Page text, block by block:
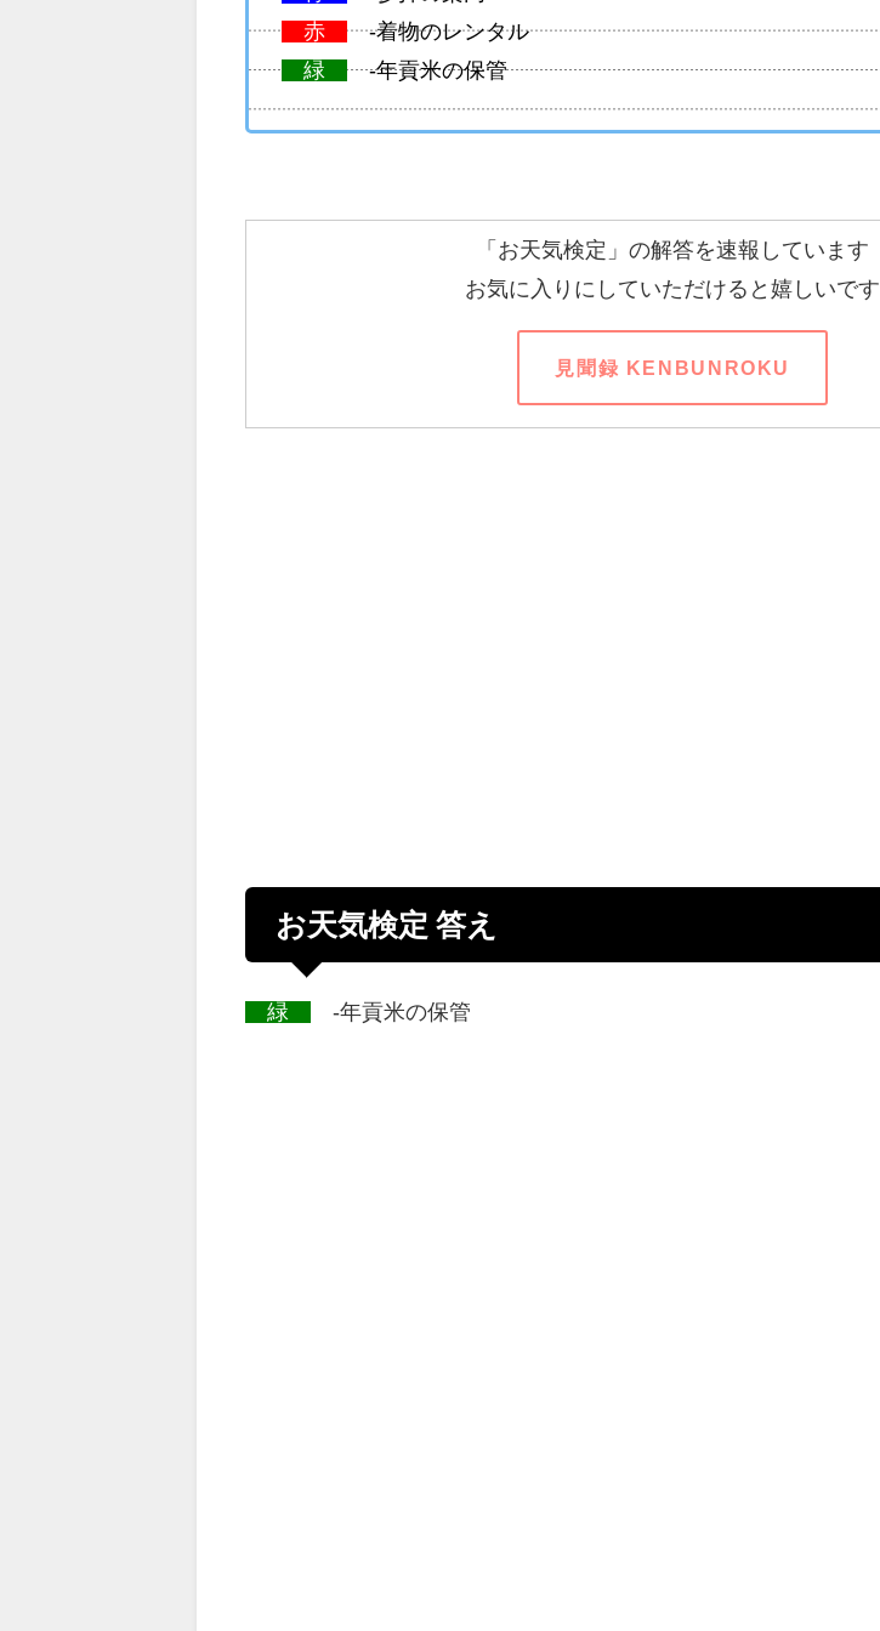
赤
-着物のレンタル
緑
-年貢米の保管
「お天気検定」の解答を速報しています
お気に入りにしていただけると嬉しいです
見聞録 KENBUNROKU
お天気検定 答え
緑 -年貢米の保管